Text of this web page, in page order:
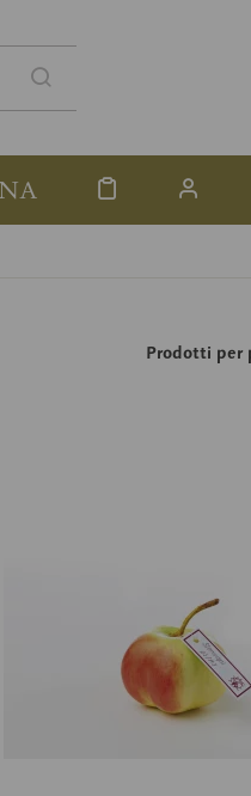
Prodotti per